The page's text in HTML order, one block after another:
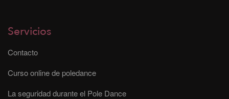
Servicios
Contacto
Curso online de poledance
La seguridad durante el Pole Dance